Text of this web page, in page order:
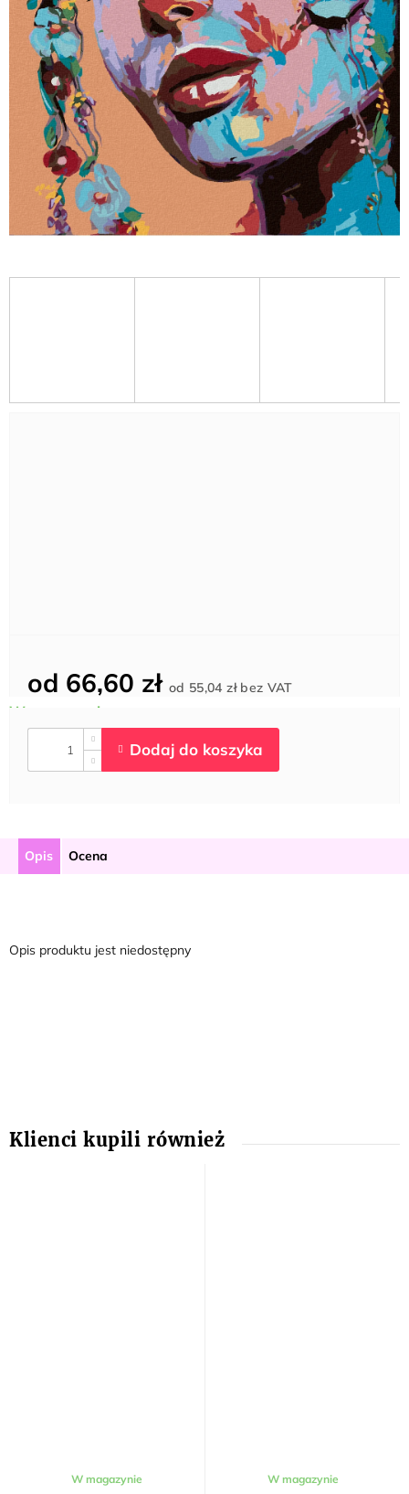
od 66,60 zł od 55,04 złbez VAT
Opis Ocena
Opis produktu jest niedostępny
W magazynie W magazynie